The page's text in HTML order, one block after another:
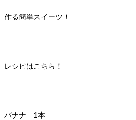
作る簡単スイーツ！
レシピはこちら！
バナナ 1本